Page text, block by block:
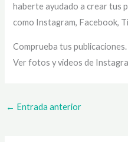
haberte ayudado a crear tus
como Instagram, Facebook,
Comprueba tus publicaciones.
Ver fotos y videos de
← Entrada anterior